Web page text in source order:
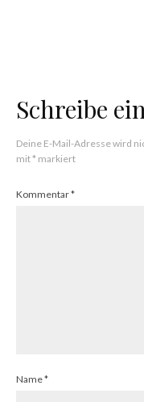
Schreibe
Deine E-Mail-Adresse wird
mit* markiert
Kommentar*
Name*